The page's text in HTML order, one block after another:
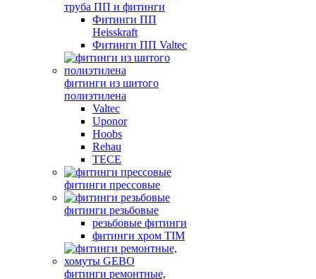
труба ПП и фитинги
Фитинги ПП
Heisskraft
Фитинги ПП Valtec
фитинги из шитого
полиэтилена
Valtec
Uponor
Hoobs
Rehau
TECE
фитинги прессовые
фитинги резьбовые
резьбовые фитинги
фитинги хром TIM
фитинги ремонтные,